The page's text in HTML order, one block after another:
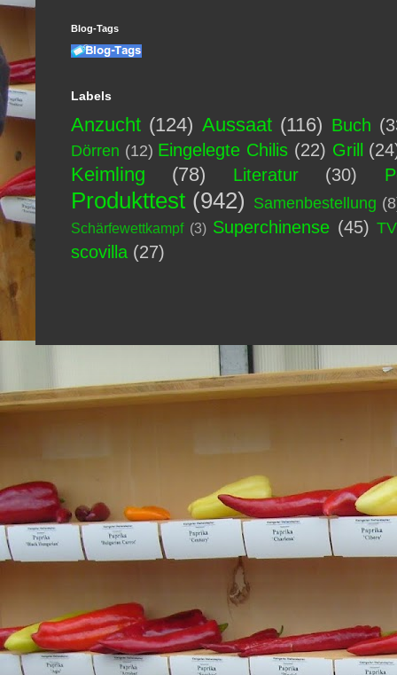
Blog-Tags
Labels
Anzucht (124) Aussaat (116) Buch
Dörren (12) Eingelegte Chilis (22) Grill
Keimling (78) Literatur (30)
Produkttest (942) Samenbestellung
Schärfewettkampf (3) Superchinense (45) TV
scovilla (27)